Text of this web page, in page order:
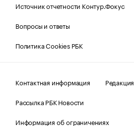
Источник отчетности Контур.Фокус
Вопросы и ответы
Политика Cookies РБК
Контактная информация
Редакция
Рассылка РБК Новости
Информация об ограничениях